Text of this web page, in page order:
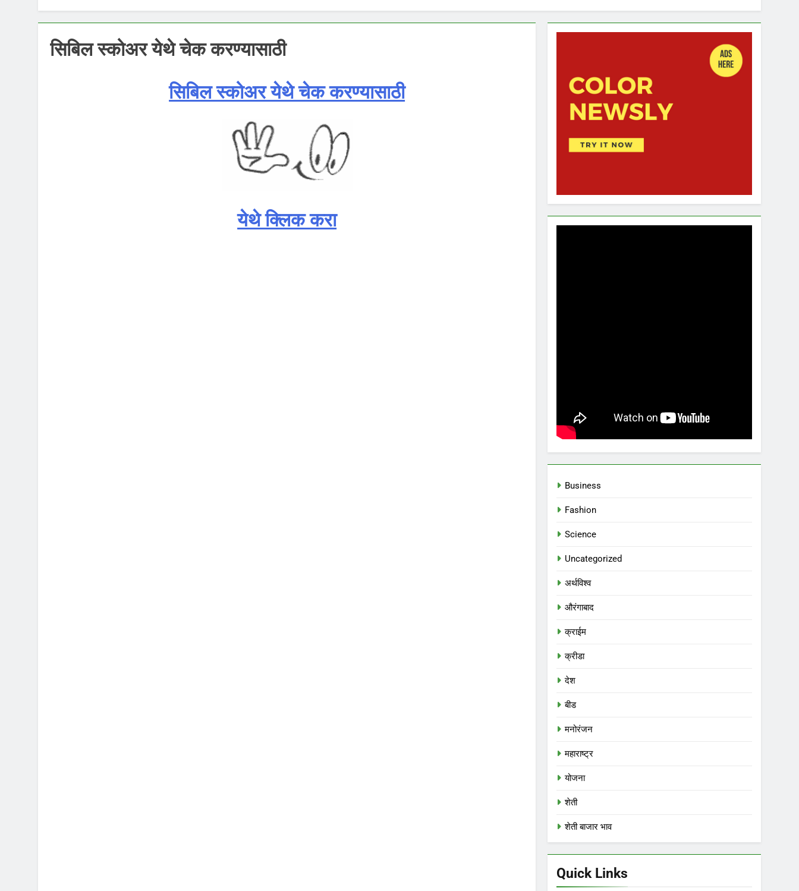
सिबिल स्कोअर येथे चेक करण्यासाठी
सिबिल स्कोअर येथे चेक करण्यासाठी
येथे क्लिक करा
Business
Fashion
Science
Uncategorized
अर्थविश्व
औरंगाबाद
क्राईम
क्रीडा
देश
बीड
मनोरंजन
महाराष्ट्र
योजना
शेती
शेती बाजार भाव
Quick Links